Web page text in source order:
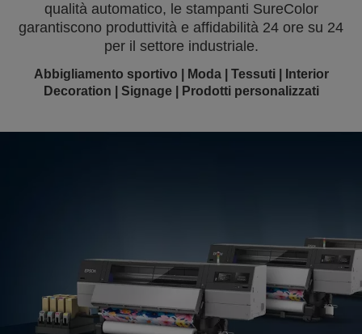
qualità automatico, le stampanti SureColor
garantiscono produttività e affidabilità 24 ore su 24
per il settore industriale.
Abbigliamento sportivo | Moda | Tessuti | Interior
Decoration | Signage | Prodotti personalizzati